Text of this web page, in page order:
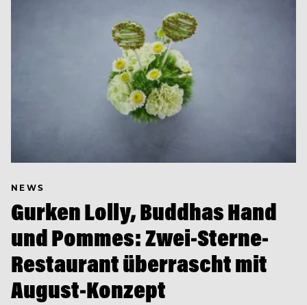
NEWS
Gurken Lolly, Buddhas Hand
und Pommes: Zwei-Sterne-
Restaurant überrascht mit
August-Konzept